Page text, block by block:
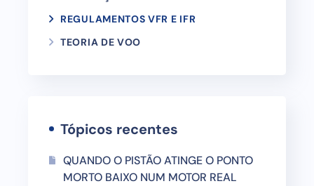
REGULAMENTOS VFR E IFR
TEORIA DE VOO
Tópicos recentes
QUANDO O PISTÃO ATINGE O PONTO
MORTO BAIXO NUM MOTOR REAL